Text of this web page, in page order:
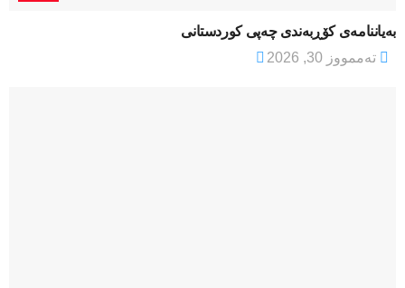
بەیاننامەی کۆڕبەندی چەپی کوردستانی
تەممووز 30, 2026